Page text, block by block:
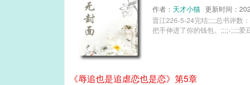
作者： 天才小猫 更新时间：
晋江226-5-24完结;;;;总书评数
把手伸进了你的钱包。;;;;-;;;;爱
《辱追也是追虐恋也是恋》第5章